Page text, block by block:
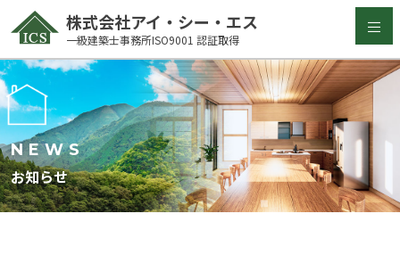
to
content
株式会社アイ・シー・エス
一級建築士事務所ISO9001 認証取得
NEWS
お知らせ